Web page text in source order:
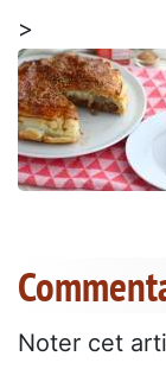
>
Noter cet